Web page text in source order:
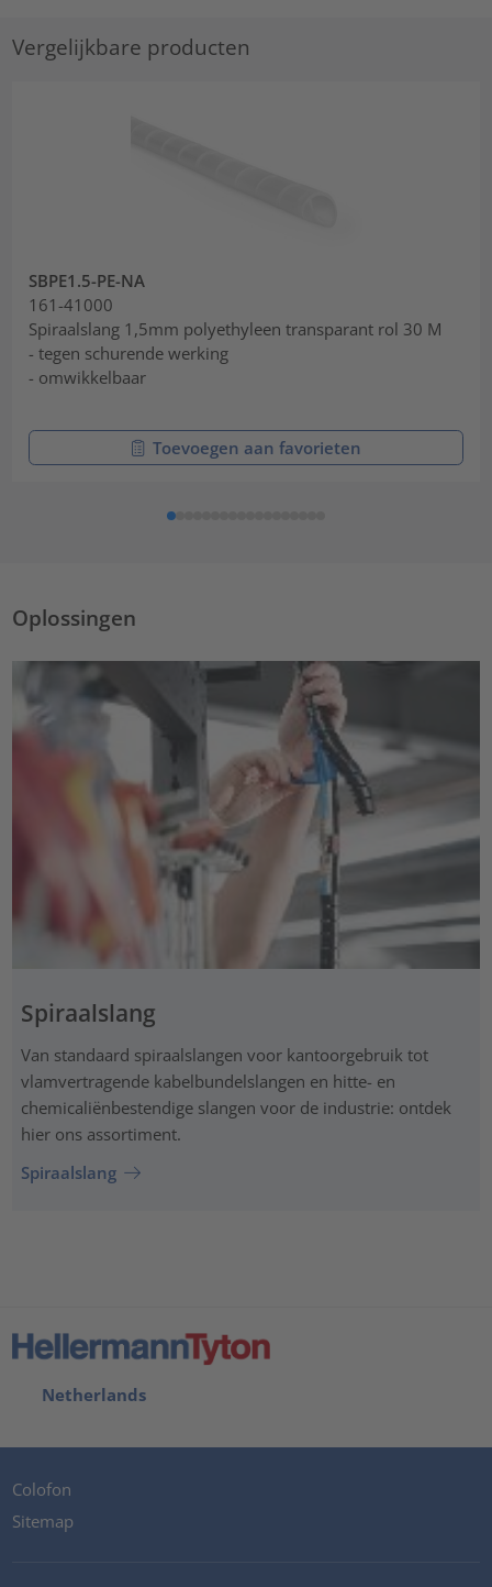
Vergelijkbare producten
SBPE1.5-PE-NA
161-41000
Spiraalslang 1,5mm polyethyleen transparant rol 30 M
- tegen schurende werking
- omwikkelbaar
Toevoegen aan favorieten
Oplossingen
Spiraalslang
Van standaard spiraalslangen voor kantoorgebruik tot
vlamvertragende kabelbundelslangen en hitte- en
chemicaliënbestendige slangen voor de industrie: ontdek
hier ons assortiment.
Spiraalslang
Netherlands
Colofon
Sitemap